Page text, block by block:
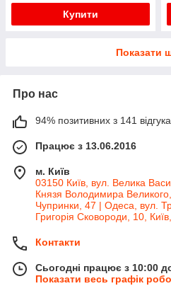
Купити
Показати
Про нас
94% позитивних з 141 відгука
Працює з 13.06.2016
м. Київ
03150 Київ, вул. Велика
Князя Володимира
Чупринки, 47 | Одеса, вул.
Григорія Сковороди, 10,
Контакти
Сьогодні працює з 10:00
Показати весь графік